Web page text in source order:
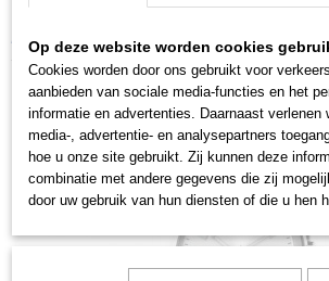
Home > Horloge > Olympic Heren
Op deze website worden cookies
Cookies worden door ons gebruikt voor
aanbieden van sociale media-functies en het
informatie en advertenties. Daarnaast verlenen
media-, advertentie- en analysepartners
hoe u onze site gebruikt. Zij kunnen deze
combinatie met andere gegevens die zij
door uw gebruik van hun diensten of die u hen